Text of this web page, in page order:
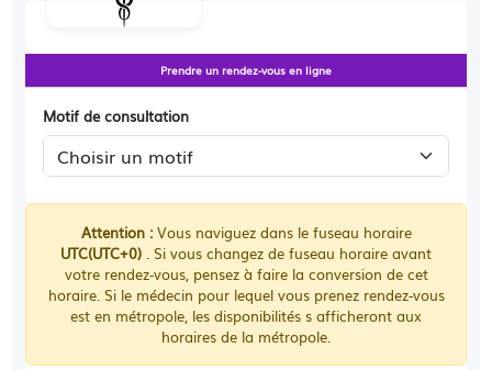
Prendre un rendez-vous en ligne
Motif de consultation
Attention :Vous naviguez dans le fuseau horaire
UTC(UTC+0) . Si vous changez de fuseau horaire avant
votre rendez-vous, pensez à faire la conversion de cet
horaire. Si le médecin pour lequel vous prenez rendez-vous
est en métropole, les disponibilités s afficheront aux
horaires de la métropole.